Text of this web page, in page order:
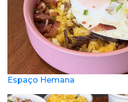
Espaço Hemana